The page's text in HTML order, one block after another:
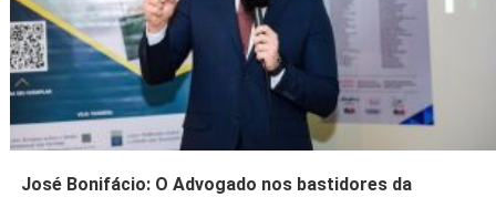
José Bonifácio: O Advogado nos bastidores da